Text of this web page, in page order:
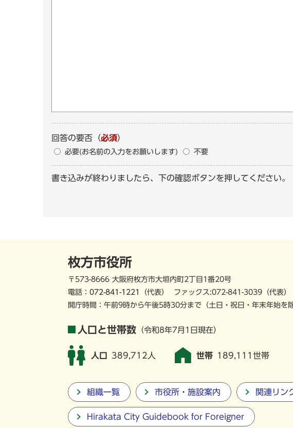
回答の要否 （必須）
必要(お名前の入力をお願いします) 不要
書き込みが終わりましたら、下の確認ボタンを押してください。
枚方市役所
〒573-8666 大阪府枚方市大垣内町2丁目1番20号
電話： 072-841-1221 （代表） ファックス:072-841-3039（代表）
開庁時間：午前9時から午後5時30分まで （土日・祝日・年末年始を
人口と世帯数 （令和8年7月1日現在）
人口 389,712人 世帯 189,111世帯
組織一覧 市役所・施設案内 関連リン
Hirakata City Guidebook for Foreigner